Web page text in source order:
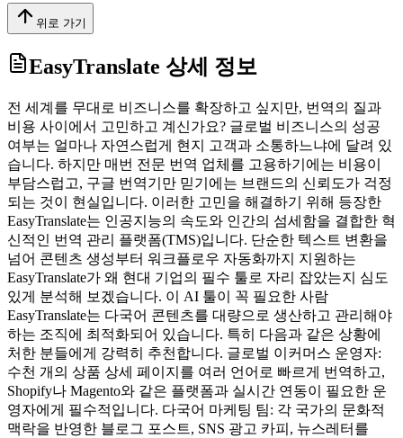
위로 가기
EasyTranslate 상세 정보
전 세계를 무대로 비즈니스를 확장하고 싶지만, 번역의 질과
비용 사이에서 고민하고 계신가요? 글로벌 비즈니스의 성공
여부는 얼마나 자연스럽게 현지 고객과 소통하느냐에 달려 있
습니다. 하지만 매번 전문 번역 업체를 고용하기에는 비용이
부담스럽고, 구글 번역기만 믿기에는 브랜드의 신뢰도가 걱정
되는 것이 현실입니다. 이러한 고민을 해결하기 위해 등장한
EasyTranslate는 인공지능의 속도와 인간의 섬세함을 결합한 혁
신적인 번역 관리 플랫폼(TMS)입니다. 단순한 텍스트 변환을
넘어 콘텐츠 생성부터 워크플로우 자동화까지 지원하는
EasyTranslate가 왜 현대 기업의 필수 툴로 자리 잡았는지 심도
있게 분석해 보겠습니다. 이 AI 툴이 꼭 필요한 사람
EasyTranslate는 다국어 콘텐츠를 대량으로 생산하고 관리해야
하는 조직에 최적화되어 있습니다. 특히 다음과 같은 상황에
처한 분들에게 강력히 추천합니다. 글로벌 이커머스 운영자:
수천 개의 상품 상세 페이지를 여러 언어로 빠르게 번역하고,
Shopify나 Magento와 같은 플랫폼과 실시간 연동이 필요한 운
영자에게 필수적입니다. 다국어 마케팅 팀: 각 국가의 문화적
맥락을 반영한 블로그 포스트, SNS 광고 카피, 뉴스레터를